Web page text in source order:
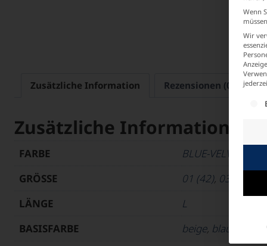
Zusätzliche Information Rezensionen (0)
Zusätzliche Information
FARBE BLUE-VELVET
GRÖSSE
01 (42), 03 (46)
LÄNGE
L
BASISFARBE
beige, blau
Wenn
Wir
Es